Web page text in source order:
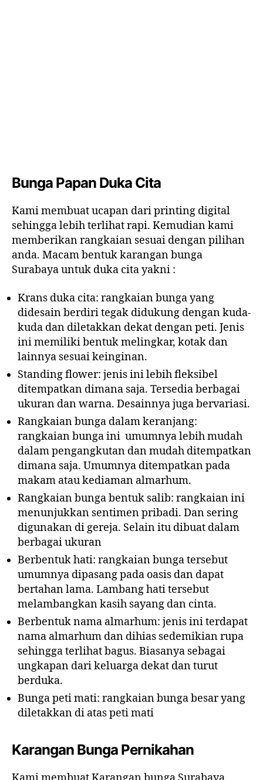
Bunga Papan Duka Cita
Kami membuat ucapan dari printing digital
sehingga lebih terlihat rapi. Kemudian kami
memberikan rangkaian sesuai dengan pilihan
anda. Macam bentuk karangan bunga
Surabaya untuk duka cita yakni :
Krans duka cita: rangkaian bunga yang
didesain berdiri tegak didukung dengan kuda-
kuda dan diletakkan dekat dengan peti. Jenis
ini memiliki bentuk melingkar, kotak dan
lainnya sesuai keinginan.
Standing flower: jenis ini lebih fleksibel
ditempatkan dimana saja. Tersedia berbagai
ukuran dan warna. Desainnya juga bervariasi.
Rangkaian bunga dalam keranjang:
rangkaian bunga ini umumnya lebih mudah
dalam pengangkutan dan mudah ditempatkan
dimana saja. Umumnya ditempatkan pada
makam atau kediaman almarhum.
Rangkaian bunga bentuk salib: rangkaian ini
menunjukkan sentimen pribadi. Dan sering
digunakan di gereja. Selain itu dibuat dalam
berbagai ukuran
Berbentuk hati: rangkaian bunga tersebut
umumnya dipasang pada oasis dan dapat
bertahan lama. Lambang hati tersebut
melambangkan kasih sayang dan cinta.
Berbentuk nama almarhum: jenis ini terdapat
nama almarhum dan dihias sedemikian rupa
sehingga terlihat bagus. Biasanya sebagai
ungkapan dari keluarga dekat dan turut
berduka.
Bunga peti mati: rangkaian bunga besar yang
diletakkan di atas peti mati
Karangan Bunga Pernikahan